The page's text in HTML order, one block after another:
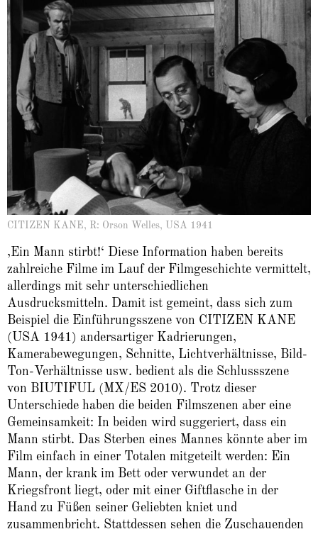
CITIZEN KANE, R: Orson Welles, USA 1941
‚Ein Mann stirbt!‘ Diese Information haben bereits
zahlreiche Filme im Lauf der Filmgeschichte vermittelt,
allerdings mit sehr unterschiedlichen
Ausdrucksmitteln. Damit ist gemeint, dass sich zum
Beispiel die Einführungsszene von CITIZEN KANE
(USA 1941) andersartiger Kadrierungen,
Kamerabewegungen, Schnitte, Lichtverhältnisse, Bild-
Ton-Verhältnisse usw. bedient als die Schlussszene
von BIUTIFUL (MX/ES 2010). Trotz dieser
Unterschiede haben die beiden Filmszenen aber eine
Gemeinsamkeit: In beiden wird suggeriert, dass ein
Mann stirbt. Das Sterben eines Mannes könnte aber im
Film einfach in einer Totalen mitgeteilt werden: Ein
Mann, der krank im Bett oder verwundet an der
Kriegsfront liegt, oder mit einer Giftflasche in der
Hand zu Füßen seiner Geliebten kniet und
zusammenbricht. Stattdessen sehen die Zuschauenden